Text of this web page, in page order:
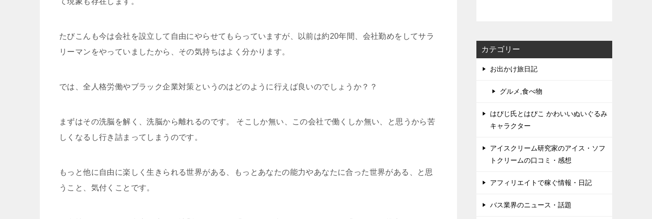
たびこんも今は会社を設立して自由にやらせてもらっていますが、以前は約20年間、会社勤めをしてサラ
リーマンをやっていましたから、その気持ちはよく分かります。
では、全人格労働やブラック企業対策というのはどのように行えば良いのでしょうか？？
まずはその洗脳を解く、洗脳から離れるのです。 そこしか無い、この会社で働くしか無い、と思うから苦
しくなるし行き詰まってしまうのです。
もっと他に自由に楽しく生きられる世界がある、もっとあなたの能力やあなたに合った世界がある、と思
うこと、気付くことです。
カテゴリー
お出かけ旅日記
グルメ,食べ物
はぴじ氏とはぴこ かわいいぬいぐるみ
キャラクター
アイスクリーム研究家のアイス・ソフ
トクリームの口コミ・感想
アフィリエイトで稼ぐ情報・日記
バス業界のニュース・話題